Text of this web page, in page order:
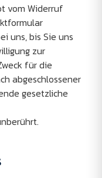
vom Widerruf
uns, bis Sie uns
zur
für die
abgeschlossener
gesetzliche